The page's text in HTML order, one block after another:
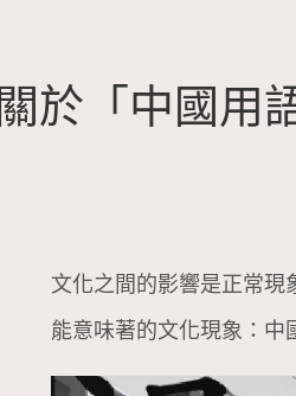
關於「中國用
文化之間的影響是正常現
能意味著的文化現象：中